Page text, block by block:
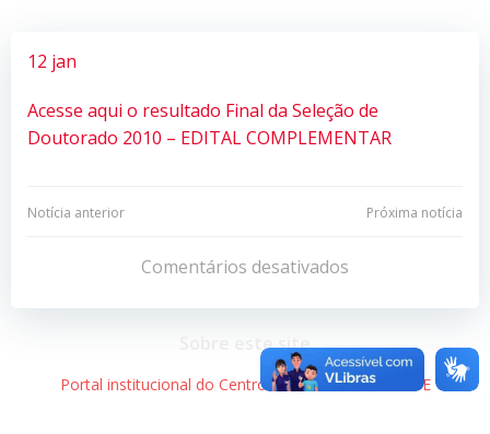
12 jan
Acesse aqui o resultado Final da Seleção de
Doutorado 2010 – EDITAL COMPLEMENTAR
Navegação
Post
Notícia anterior
Navegação
de
Post
Próxima notícia
Comentários desativados
Sobre este site
Portal institucional do Centro de Informática – UFPE